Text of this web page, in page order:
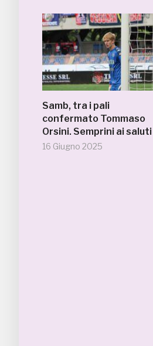
Samb, tra i pali
confermato Tommaso
Orsini. Semprini ai saluti
16 Giugno 2025